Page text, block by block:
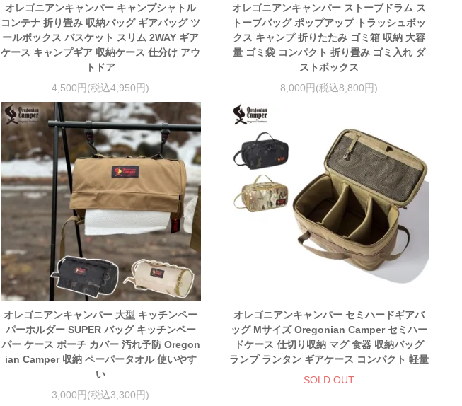
オレゴニアンキャンパー キャンプシャトル
コンテナ 折り畳み 収納バッグ ギアバッグ ツ
ールボックス バスケット スリム 2WAY ギア
ケース キャンプギア 収納ケース 仕分け アウ
トドア
4,500円(税込4,950円)
オレゴニアンキャンパー ストーブドラム ス
トーブバッグ ポップアップ トラッシュボッ
クス キャンプ 折りたたみ ゴミ箱 収納 大容
量 ゴミ袋 コンパクト 折り畳み ゴミ入れ ダ
ストボックス
8,000円(税込8,800円)
オレゴニアンキャンパー 大型 キッチンペー
パーホルダー SUPER バッグ キッチンペー
パー ケース ポーチ カバー 汚れ予防 Oregon
ian Camper 収納 ペーパータオル 使いやす
い
3,000円(税込3,300円)
オレゴニアンキャンパー セミハードギアバ
ッグ Mサイズ Oregonian Camper セミハー
ドケース 仕切り収納 マグ 食器 収納バッグ
ランプ ランタン ギアケース コンパクト 軽量
SOLD OUT